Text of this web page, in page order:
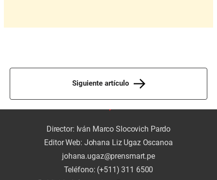
Siguiente artículo
Director: Iván Marco Slocovich Pardo
Editor Web: Johana Liz Ugaz Oscanoa
johana.ugaz@prensmart.pe
Teléfono: (+511) 311 6500